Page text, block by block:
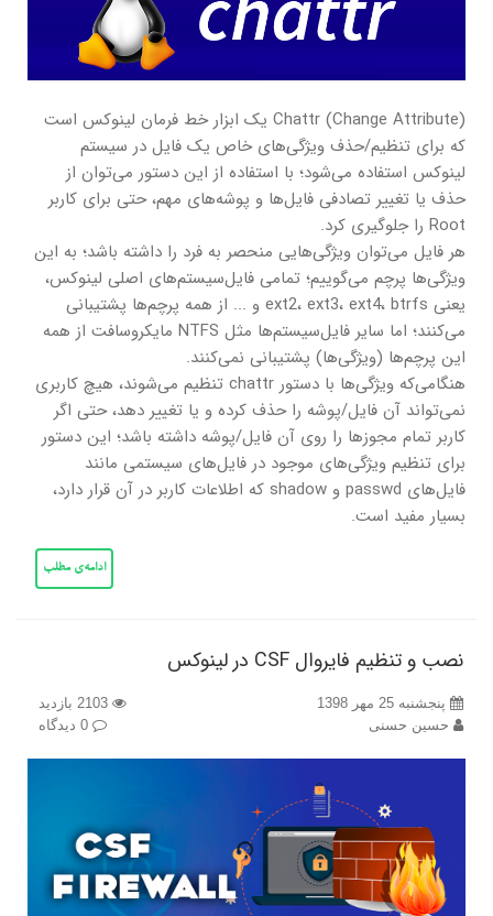
Chattr (Change Attribute) یک ابزار خط فرمان لینوکس است
که برای تنظیم/حذف ویژگی‌های خاص یک فایل در سیستم
لینوکس استفاده می‌شود؛ با استفاده از این دستور می‌توان از
حذف یا تغییر تصادفی فایل‌ها و پوشه‌های مهم، حتی برای کاربر
Root را جلوگیری کرد.
هر فایل می‌توان ویژگی‌هایی منحصر به فرد را داشته باشد؛ به این
ویژگی‌ها پرچم می‌گوییم؛ تمامی فایل‌سیستم‌های اصلی لینوکس،
یعنی ext2، ext3، ext4، btrfs و ... از همه پرچم‌ها پشتیبانی
می‌کنند؛ اما سایر فایل‌سیستم‌ها مثل NTFS مایکروسافت از همه
این پرچم‌ها (ویژگی‌ها) پشتیبانی نمی‌کنند.
هنگامی‌که ویژگی‌ها با دستور chattr تنظیم می‌شوند، هیچ کاربری
نمی‌تواند آن فایل/پوشه را حذف کرده و یا تغییر دهد، حتی اگر
کاربر تمام مجوزها را روی آن فایل/پوشه داشته باشد؛ این دستور
برای تنظیم ویژگی‌های موجود در فایل‌های سیستمی مانند
فایل‌های passwd و shadow که اطلاعات کاربر در آن قرار دارد،
بسیار مفید است.
ادامه‌ی مطلب
نصب و تنظیم فایروال CSF در لینوکس
پنجشنبه 25 مهر 1398
حسین حسنی